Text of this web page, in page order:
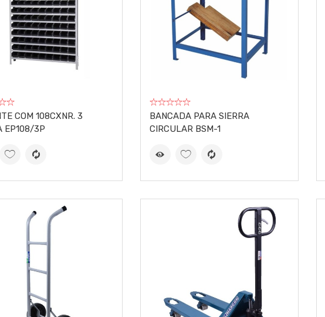
COM 108CXNR. 3
EP108/3P
BANCADA PARA SIERRA
CIRCULAR BSM-1